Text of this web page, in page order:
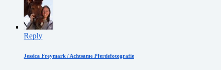
Reply
Jessica Freymark / Achtsame Pferdefotografie